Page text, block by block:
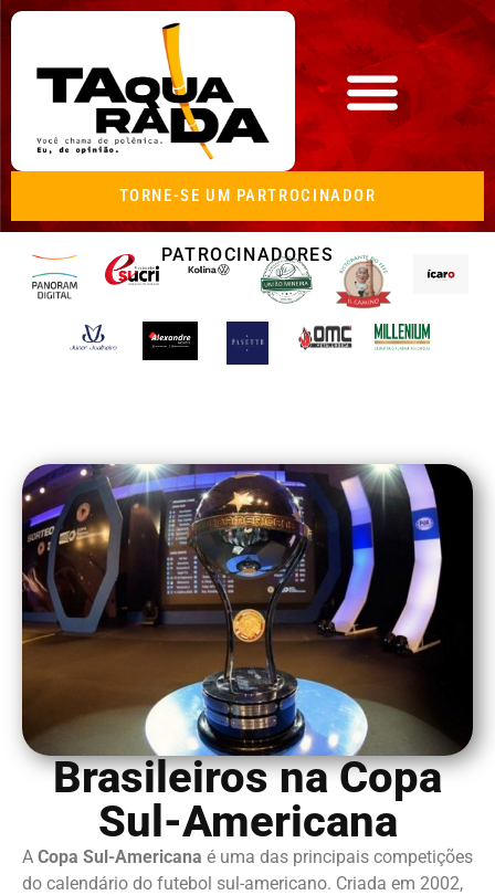
TORNE-SE UM PARTROCINADOR
PATROCINADORES
Brasileiros na Copa
Sul-Americana
A Copa Sul-Americana é uma das principais competições
do calendário do futebol sul-americano. Criada em 2002,